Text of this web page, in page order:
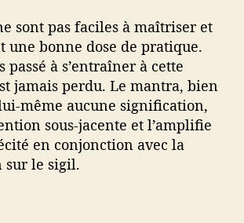
sont pas faciles à maîtriser et
une bonne dose de pratique.
passé à s’entraîner à cette
jamais perdu. Le mantra, bien
même aucune signification,
sous-jacente et l’amplifie
en conjonction avec la
sur le sigil.